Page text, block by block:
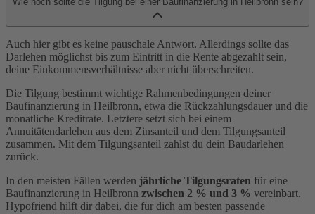
Auch hier gibt es keine pauschale Antwort. Allerdings sollte das
Darlehen möglichst bis zum Eintritt in die Rente abgezahlt sein,
deine Einkommensverhältnisse aber nicht überschreiten.
Die Tilgung bestimmt wichtige Rahmenbedingungen deiner
Baufinanzierung in Heilbronn, etwa die Rückzahlungsdauer und die
monatliche Kreditrate. Letztere setzt sich bei einem
Annuitätendarlehen aus dem Zinsanteil und dem Tilgungsanteil
zusammen. Mit dem Tilgungsanteil zahlst du dein Baudarlehen
zurück.
In den meisten Fällen werden jährliche Tilgungsraten für eine
Baufinanzierung in Heilbronn zwischen 2 % und 3 % vereinbart.
Hypofriend hilft dir dabei, die für dich am besten passende